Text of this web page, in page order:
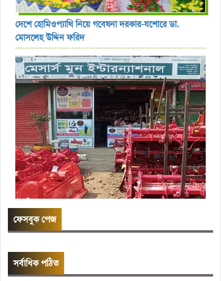
দেশে হোমিওপ্যাথি নিয়ে গবেষনা দরকার-যশোরে ডা.
মোসলেহ উদ্দিন ফরিদ
ফেসবুক পেজ
সর্বাধিক পঠিত